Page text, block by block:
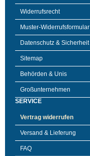
Widerrufsrecht
Muster-Widerrufsformular
Datenschutz & Sicherheit
Sitemap
Behörden & Unis
Großunternehmen
SERVICE
Vertrag widerrufen
Versand & Lieferung
FAQ